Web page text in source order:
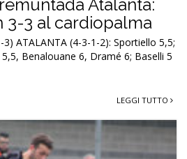
Atalanta:
3-3 al cardiopalma
ATALANTA (4-3-1-2): Sportiello 5,5;
Benalouane 6, Dramé 6; Baselli 5
LEGGI TUTTO